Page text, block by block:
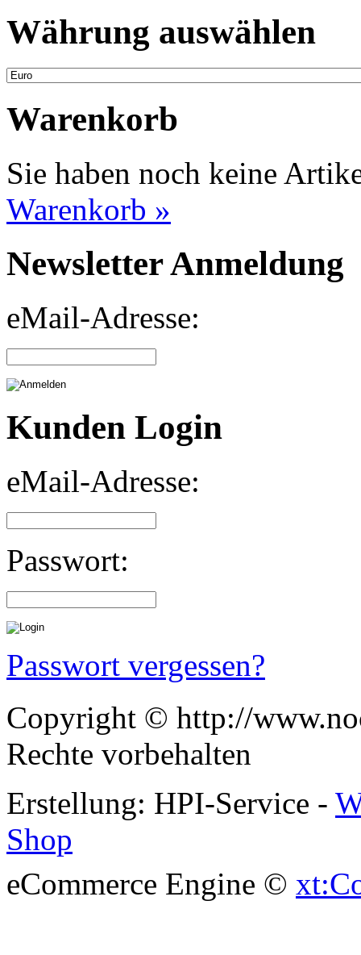
Währung auswählen
Warenkorb
Sie haben noch keine
Warenkorb »
Newsletter Anmeldung
eMail-Adresse:
Kunden Login
eMail-Adresse:
Passwort:
Passwort vergessen?
Copyright © http://
Rechte vorbehalten
Erstellung: HPI-Service -
Shop
eCommerce Engine ©